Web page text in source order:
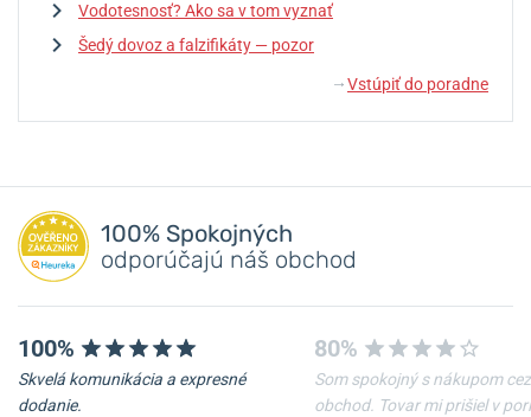
Vodotesnosť? Ako sa v tom vyznať
Šedý dovoz a falzifikáty — pozor
↓ Vstúpiť do poradne
100% Spokojných
odporúčajú náš obchod
100%
Skvelá komunikácia a expresné
dodanie.
80%
Som spokojný s nákupom cez
obchod. Tovar mi prišiel v